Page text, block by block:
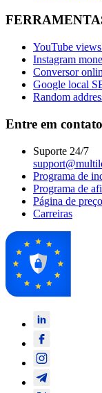
YouTube
Instagram
Conversor
Google local
Random
Entre em contato
Suporte 24/7
Programa de
Programa de
Página de
Carreiras